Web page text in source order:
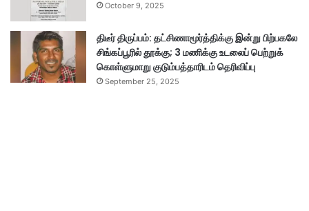
October 9, 2025
திடீர் திருப்பம்: தட்சிணாமூர்த்திக்கு இன்று பிற்பகலே
சிங்கப்பூரில் தூக்கு; 3 மணிக்கு உடலைப் பெற்றுக்
கொள்ளுமாறு குடும்பத்தாரிடம் தெரிவிப்பு
September 25, 2025